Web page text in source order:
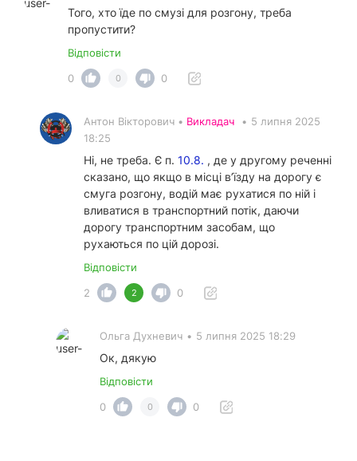
Того, хто їде по смузі для розгону, треба
пропустити?
Відповісти
0
0 0
Антон Вікторович • Викладач • 5 липня 2025
18:25
Ні, не треба. Є п. 10.8. , де у другому реченні
сказано, що якщо в місці в’їзду на дорогу є
смуга розгону, водій має рухатися по ній і
вливатися в транспортний потік, даючи
дорогу транспортним засобам, що
рухаються по цій дорозі.
Відповісти
2
2 0
Ольга Духневич • 5 липня 2025 18:29
Ок, дякую
Відповісти
0
0 0